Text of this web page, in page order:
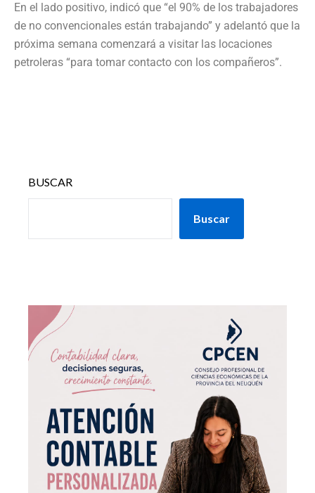
En el lado positivo, indicó que “el 90% de los trabajadores
de no convencionales están trabajando” y adelantó que la
próxima semana comenzará a visitar las locaciones
petroleras “para tomar contacto con los compañeros”.
BUSCAR
Buscar